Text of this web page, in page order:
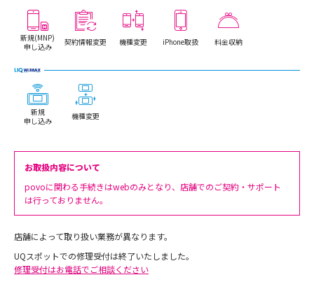
新規(MNP)
申し込み
契約情報変更 機種変更 iPhone取扱 料金収納
新規
申し込み
機種変更
お取扱内容について
povoに関わる手続きはwebのみとなり、店舗でのご契約・サポート
は行っておりません。
店舗によって取り扱い業務が異なります。
UQスポットでの修理受付は終了いたしました。
修理受付はお電話でご相談ください